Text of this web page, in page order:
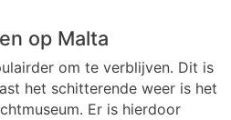
op Malta
om te verblijven. Dit is
het schitterende weer is het
Er is hierdoor